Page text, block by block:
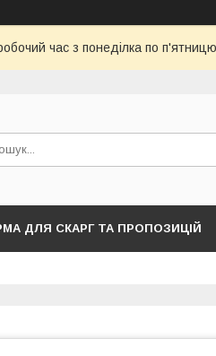
час з понеділка по
ДЛЯ СКАРГ ТА ПРОПОЗИЦІЙ